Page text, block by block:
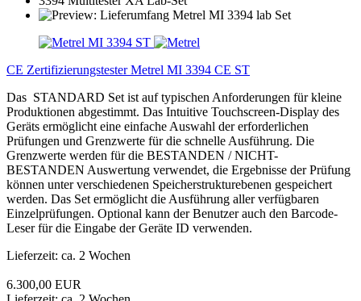
CE Zertifizierungstester Metrel MI 3394 CE ST
Das STANDARD Set ist auf typischen Anforderungen für kleine
Produktionen abgestimmt. Das Intuitive Touchscreen-Display des
Geräts ermöglicht eine einfache Auswahl der erforderlichen
Prüfungen und Grenzwerte für die schnelle Ausführung. Die
Grenzwerte werden für die BESTANDEN / NICHT-
BESTANDEN Auswertung verwendet, die Ergebnisse der Prüfung
können unter verschiedenen Speicherstrukturebenen gespeichert
werden. Das Set ermöglicht die Ausführung aller verfügbaren
Einzelprüfungen. Optional kann der Benutzer auch den Barcode-
Leser für die Eingabe der Geräte ID verwenden.
Lieferzeit: ca. 2 Wochen
6.300,00 EUR